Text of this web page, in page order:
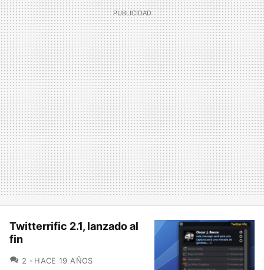
Twitterrific 2.1, lanzado al
fin
2 COMENTARIOS
HACE 19 AÑOS